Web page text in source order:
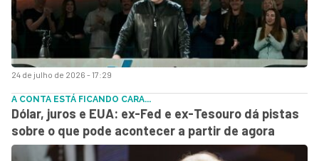
24 de julho de 2026 - 17:29
A CONTA ESTÁ FICANDO CARA...
Dólar, juros e EUA: ex-Fed e ex-Tesouro dá pistas
sobre o que pode acontecer a partir de agora